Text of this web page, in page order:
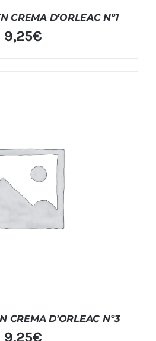
CREMA D’ORLEAC Nº1
9,25€
CREMA D’ORLEAC Nº3
9,25€